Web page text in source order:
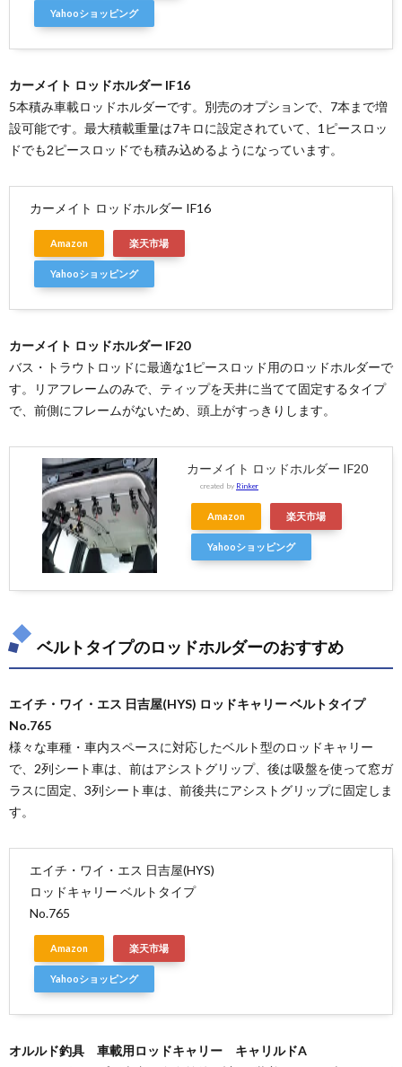
Yahooショッピング
カーメイト ロッドホルダー IF16
5本積み車載ロッドホルダーです。別売のオプションで、7本まで増
設可能です。最大積載重量は7キロに設定されていて、1ピースロッ
ドでも2ピースロッドでも積み込めるようになっています。
カーメイト ロッドホルダー IF16
Amazon 楽天市場
Yahooショッピング
カーメイト ロッドホルダー IF20
バス・トラウトロッドに最適な1ピースロッド用のロッドホルダーで
す。リアフレームのみで、ティップを天井に当てて固定するタイプ
で、前側にフレームがないため、頭上がすっきりします。
カーメイト ロッドホルダー IF20
created by Rinker
Amazon 楽天市場
Yahooショッピング
ベルトタイプのロッドホルダーのおすすめ
エイチ・ワイ・エス 日吉屋(HYS) ロッドキャリー ベルトタイプ
No.765
様々な車種・車内スペースに対応したベルト型のロッドキャリー
で、2列シート車は、前はアシストグリップ、後は吸盤を使って窓ガ
ラスに固定、3列シート車は、前後共にアシストグリップに固定しま
す。
エイチ・ワイ・エス 日吉屋(HYS)
ロッドキャリー ベルトタイプ
No.765
Amazon 楽天市場
Yahooショッピング
オルルド釣具 車載用ロッドキャリー キャリルドA